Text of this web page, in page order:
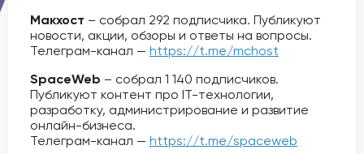
Макхост – собрал 292 подписчика. Публикуют
новости, акции, обзоры и ответы на вопросы.
Телеграм-канал — https://t.me/mchost
SpaceWeb – собрал 1 140 подписчиков.
Публикуют контент про IT-технологии,
разработку, администрирование и развитие
онлайн-бизнеса.
Телеграм-канал — https://t.me/spaceweb